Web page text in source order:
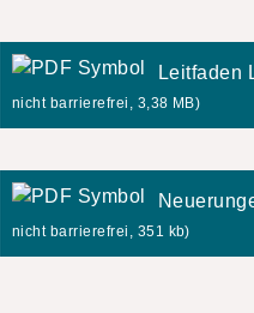
Leitfaden
nicht barrierefrei, 3,38 MB)
nicht barrierefrei, 351 kb)